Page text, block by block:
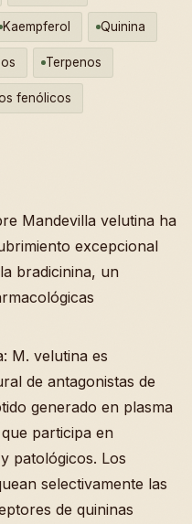
Kaempferol Quinina
Terpenos
fenólicos
Mandevilla velutina ha
excepcional
bradicinina, un
M. velutina es
de antagonistas de
generado en plasma
participa en
patológicos. Los
selectivamente las
de quininas